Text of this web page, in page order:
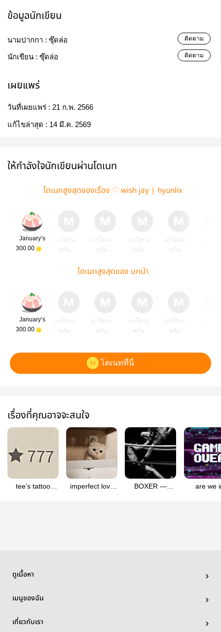
ข้อมูลนักเขียน
นามปากกา : ซุ๊ดล่อ ติดตาม
นักเขียน : ซุ๊ดล่อ ติดตาม
เผยแพร่
วันที่เผยแพร่ : 21 ก.พ. 2566
แก้ไขล่าสุด : 14 มี.ค. 2569
ให้กำลังใจนักเขียนผ่านโดเนท
โดเนทสูงสุดของเรื่อง ♡ wish jay | hyunlix
January’s
300.00
มาโดเน
ทกัน
มาโดเน
ทกัน
มาโดเน
ทกัน
มาโดเน
ทกัน
โดเนทสูงสุดของ บทนำ
January’s
300.00
มาโดเน
ทกัน
มาโดเน
ทกัน
มาโดเน
ทกัน
มาโดเน
ทกัน
โดเนทที่นี่
เรื่องที่คุณอาจจะสนใจ
tee’s tattoo
imperfect love
BOXER —
are we
ดูเนื้อหา
เมนูของฉัน
เกี่ยวกับเรา